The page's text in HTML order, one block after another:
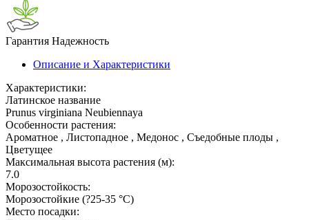
Гарантия Надежность
Описание и Характеристики
Характеристики:
Латинское название
Prunus virginiana Neubiennaya
Особенности растения:
Ароматное , Листопадное , Медонос , Съедобные плоды ,
Цветущее
Максимальная высота растения (м):
7.0
Морозостойкость:
Морозостойкие (?25-35 °С)
Место посадки: